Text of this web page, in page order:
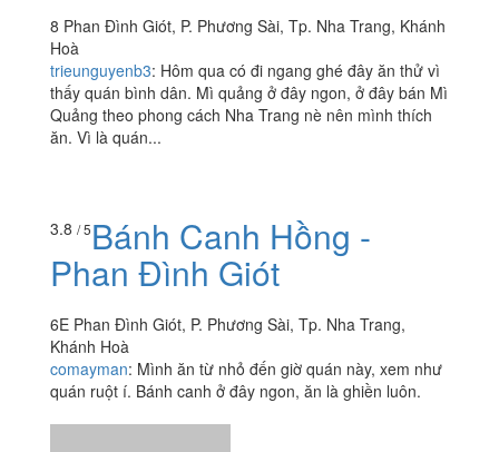
8 Phan Đình Giót, P. Phương Sài, Tp. Nha Trang, Khánh
Hoà
trieunguyenb3: Hôm qua có đi ngang ghé đây ăn thử vì
thấy quán bình dân. Mì quảng ở đây ngon, ở đây bán Mì
Quảng theo phong cách Nha Trang nè nên mình thích
ăn. Vì là quán...
3.8 / 5Bánh Canh Hồng -
Phan Đình Giót
6E Phan Đình Giót, P. Phương Sài, Tp. Nha Trang,
Khánh Hoà
comayman: Mình ăn từ nhỏ đến giờ quán này, xem như
quán ruột í. Bánh canh ở đây ngon, ăn là ghiền luôn.